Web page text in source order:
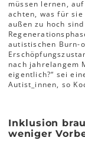
müssen lernen,
achten, was für sie
außen zu hoch
autistischen Burn-
nach jahrelangem
eigentlich?“ sei
Autist_innen, so
Inklusion
weniger